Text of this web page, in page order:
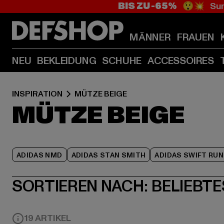
BIS ZU -65% 😲💥
MÄNNER FRAUEN
NEU BEKLEIDUNG SCHUHE ACCESSOIRES
INSPIRATION MÜTZE BEIGE
MÜTZE BEIGE
ADIDAS NMD ADIDAS STAN SMITH ADIDAS SWIFT RUN
SORTIEREN NACH:
19 ARTIKEL